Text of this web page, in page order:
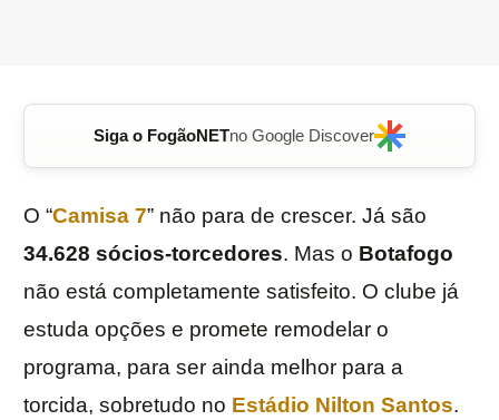
Siga o FogãoNETno Google Discover
O “Camisa 7” não para de crescer. Já são
34.628 sócios-torcedores. Mas o Botafogo
não está completamente satisfeito. O clube já
estuda opções e promete remodelar o
programa, para ser ainda melhor para a
torcida, sobretudo no Estádio Nilton Santos.